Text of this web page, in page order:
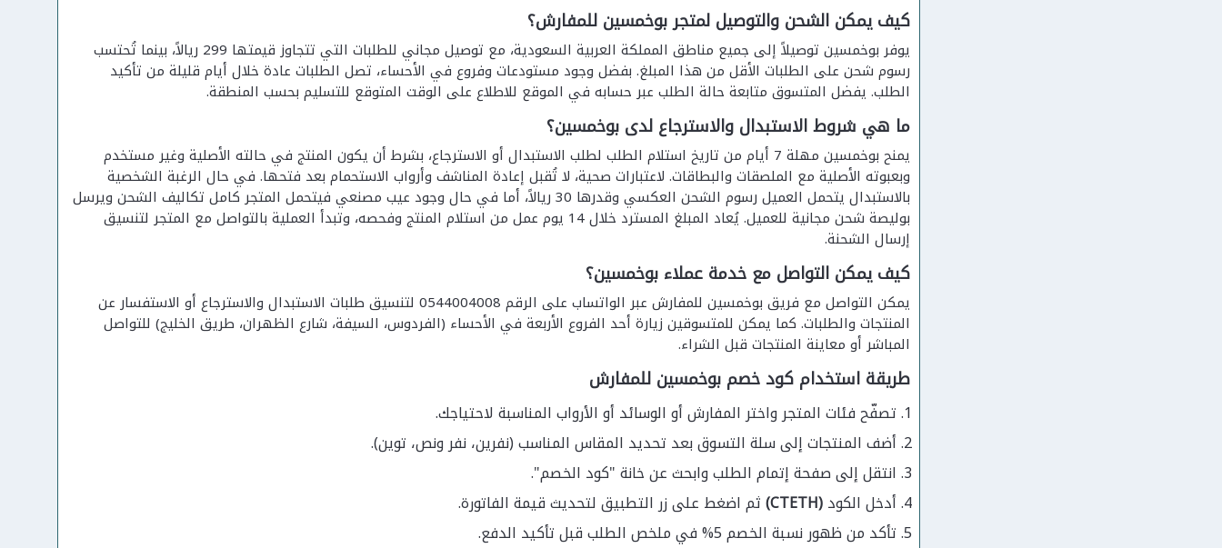
كيف يمكن الشحن والتوصيل لمتجر بوخمسين للمفارش؟
يوفر بوخمسين توصيلاً إلى جميع مناطق المملكة العربية السعودية، مع توصيل مجاني للطلبات التي تتجاوز قيمتها 299 ريالاً، بينما تُحتسب
رسوم شحن على الطلبات الأقل من هذا المبلغ. بفضل وجود مستودعات وفروع في الأحساء، تصل الطلبات عادة خلال أيام قليلة من تأكيد
الطلب. يفضل المتسوق متابعة حالة الطلب عبر حسابه في الموقع للاطلاع على الوقت المتوقع للتسليم بحسب المنطقة.
ما هي شروط الاستبدال والاسترجاع لدى بوخمسين؟
يمنح بوخمسين مهلة 7 أيام من تاريخ استلام الطلب لطلب الاستبدال أو الاسترجاع، بشرط أن يكون المنتج في حالته الأصلية وغير مستخدم
وبعبوته الأصلية مع الملصقات والبطاقات. لاعتبارات صحية، لا تُقبل إعادة المناشف وأرواب الاستحمام بعد فتحها. في حال الرغبة الشخصية
بالاستبدال يتحمل العميل رسوم الشحن العكسي وقدرها 30 ريالاً، أما في حال وجود عيب مصنعي فيتحمل المتجر كامل تكاليف الشحن ويرسل
بوليصة شحن مجانية للعميل. يُعاد المبلغ المسترد خلال 14 يوم عمل من استلام المنتج وفحصه، وتبدأ العملية بالتواصل مع المتجر لتنسيق
إرسال الشحنة.
كيف يمكن التواصل مع خدمة عملاء بوخمسين؟
يمكن التواصل مع فريق بوخمسين للمفارش عبر الواتساب على الرقم 0544004008 لتنسيق طلبات الاستبدال والاسترجاع أو الاستفسار عن
المنتجات والطلبات. كما يمكن للمتسوقين زيارة أحد الفروع الأربعة في الأحساء (الفردوس، السيفة، شارع الظهران، طريق الخليج) للتواصل
المباشر أو معاينة المنتجات قبل الشراء.
طريقة استخدام كود خصم بوخمسين للمفارش
تصفّح فئات المتجر واختر المفارش أو الوسائد أو الأرواب المناسبة لاحتياجك.
أضف المنتجات إلى سلة التسوق بعد تحديد المقاس المناسب (نفرين، نفر ونص، توين).
انتقل إلى صفحة إتمام الطلب وابحث عن خانة "كود الخصم".
أدخل الكود(CTETH)
ثم اضغط على زر التطبيق لتحديث قيمة الفاتورة.
تأكد من ظهور نسبة الخصم 5% في ملخص الطلب قبل تأكيد الدفع.